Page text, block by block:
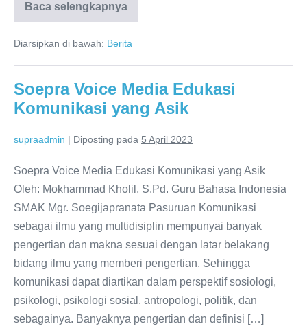
Baca selengkapnya
Meningkatkan
Budaya
di
Digital
Diarsipkan di bawah: Berita
Soepra Voice Media Edukasi
Komunikasi yang Asik
supraadmin | Diposting pada 5 April 2023
Soepra Voice Media Edukasi Komunikasi yang Asik
Oleh: Mokhammad Kholil, S.Pd. Guru Bahasa Indonesia
SMAK Mgr. Soegijapranata Pasuruan Komunikasi
sebagai ilmu yang multidisiplin mempunyai banyak
pengertian dan makna sesuai dengan latar belakang
bidang ilmu yang memberi pengertian. Sehingga
komunikasi dapat diartikan dalam perspektif sosiologi,
psikologi, psikologi sosial, antropologi, politik, dan
sebagainya. Banyaknya pengertian dan definisi […]